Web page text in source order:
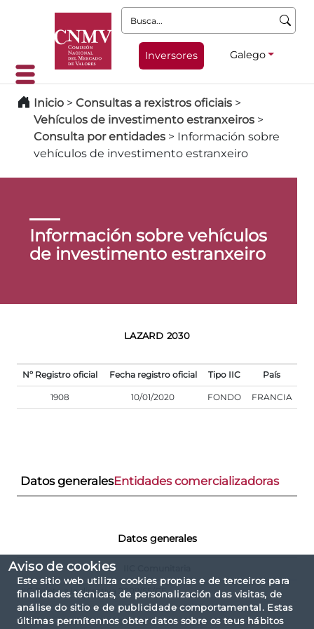
Aviso de cookies
Este sitio web utiliza cookies propias e de terceiros para
finalidades técnicas, de personalización das visitas, de
análise do sitio e de publicidade comportamental. Estas
últimas permítennos obter datos sobre os teus hábitos
Busca:
Inversores Galego
Inicio > Consultas a rexistros oficiais >
Vehículos de investimento estranxeiros >
Consulta por entidades > Información sobre
vehículos de investimento estranxeiro
Información sobre vehículos
de investimento estranxeiro
LAZARD 2030
Nº Registro oficial Fecha registro oficial Tipo IIC País
1908 10/01/2020 FONDO FRANCIA
Datos generalesEntidades comercializadoras
Datos generales
IIC Sujeto a la directiva 2009/65/CE